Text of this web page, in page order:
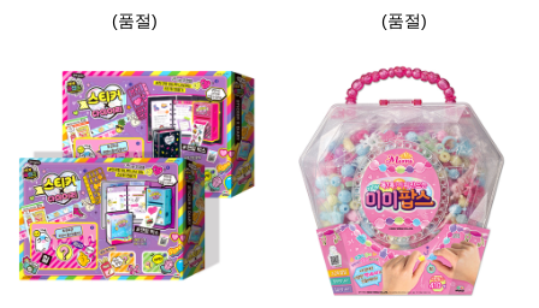
(품절) (품절)